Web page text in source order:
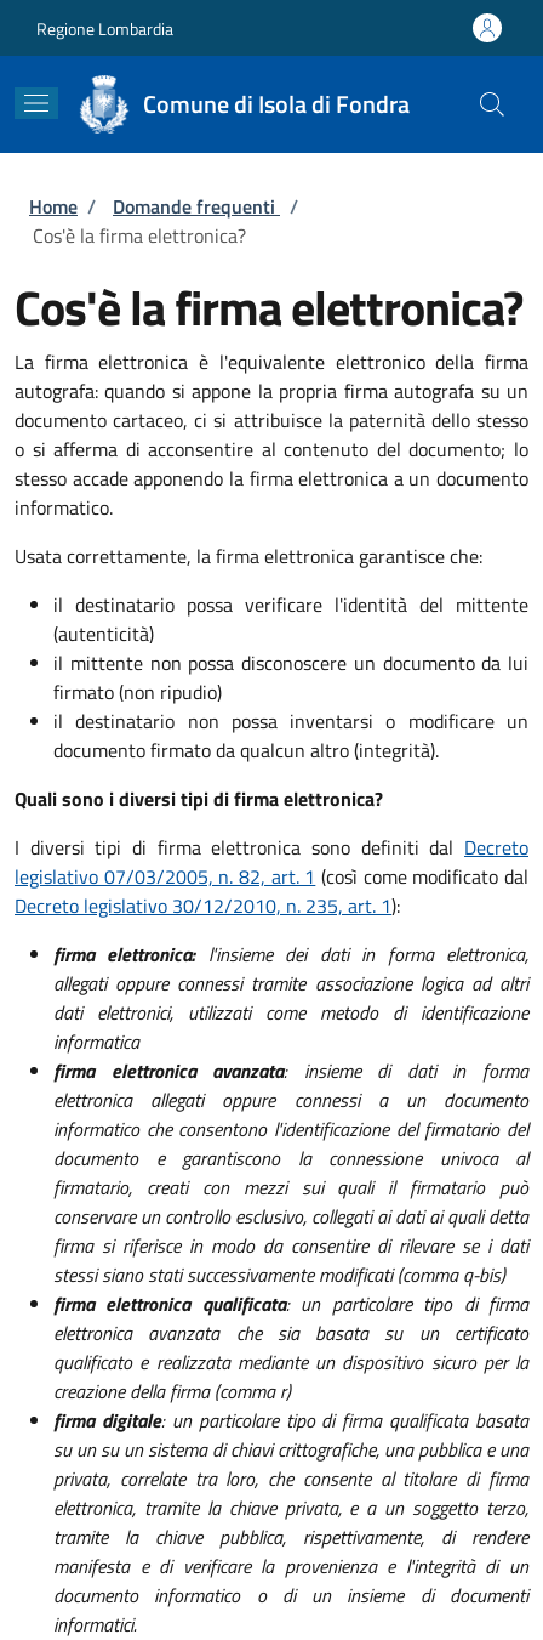
Regione Lombardia
Comune di Isola di Fondra
Briciole di pane
Home / Domande frequenti /
Cos'è la firma elettronica?
Cos'è la firma elettronica?
La firma elettronica è l'equivalente elettronico della firma
autografa: quando si appone la propria firma autografa su un
documento cartaceo, ci si attribuisce la paternità dello stesso
o si afferma di acconsentire al contenuto del documento; lo
stesso accade apponendo la firma elettronica a un documento
informatico.
Usata correttamente, la firma elettronica garantisce che:
il destinatario possa verificare l'identità del mittente
(autenticità)
il mittente non possa disconoscere un documento da lui
firmato (non ripudio)
il destinatario non possa inventarsi o modificare un
documento firmato da qualcun altro (integrità).
Quali sono i diversi tipi di firma elettronica?
I diversi tipi di firma elettronica sono definiti dal Decreto
legislativo 07/03/2005, n. 82, art. 1 (così come modificato dal
Decreto legislativo 30/12/2010, n. 235, art. 1):
firma elettronica:l'insieme dei dati in forma elettronica,
allegati oppure connessi tramite associazione logica ad altri
dati elettronici, utilizzati come metodo di identificazione
informatica
firma elettronica avanzata: insieme di dati in forma
elettronica allegati oppure connessi a un documento
informatico che consentono l'identificazione del firmatario del
documento e garantiscono la connessione univoca al
firmatario, creati con mezzi sui quali il firmatario può
conservare un controllo esclusivo, collegati ai dati ai quali detta
firma si riferisce in modo da consentire di rilevare se i dati
stessi siano stati successivamente modificati (comma q-bis)
firma elettronica qualificata: un particolare tipo di firma
elettronica avanzata che sia basata su un certificato
qualificato e realizzata mediante un dispositivo sicuro per la
creazione della firma (comma r)
firma digitale: un particolare tipo di firma qualificata basata
su un su un sistema di chiavi crittografiche, una pubblica e una
privata, correlate tra loro, che consente al titolare di firma
elettronica, tramite la chiave privata, e a un soggetto terzo,
tramite la chiave pubblica, rispettivamente, di rendere
manifesta e di verificare la provenienza e l'integrità di un
documento informatico o di un insieme di documenti
informatici.